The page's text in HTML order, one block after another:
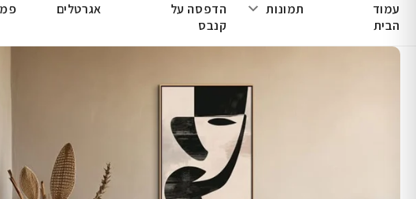
עמוד
הבית
תמונות
הדפסה על
קנבס
אגרטלים